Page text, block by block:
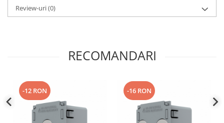
Review-uri(0)
RECOMANDARI
-12 RON -16 RON